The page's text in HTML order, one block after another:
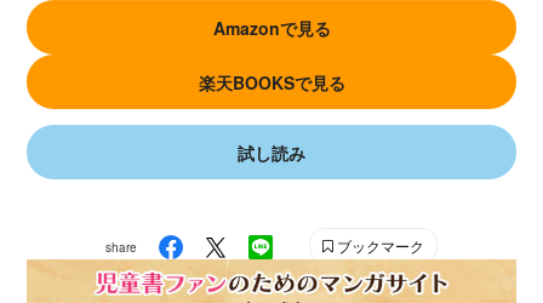
Amazonで見る
楽天BOOKSで見る
試し読み
share ブックマーク